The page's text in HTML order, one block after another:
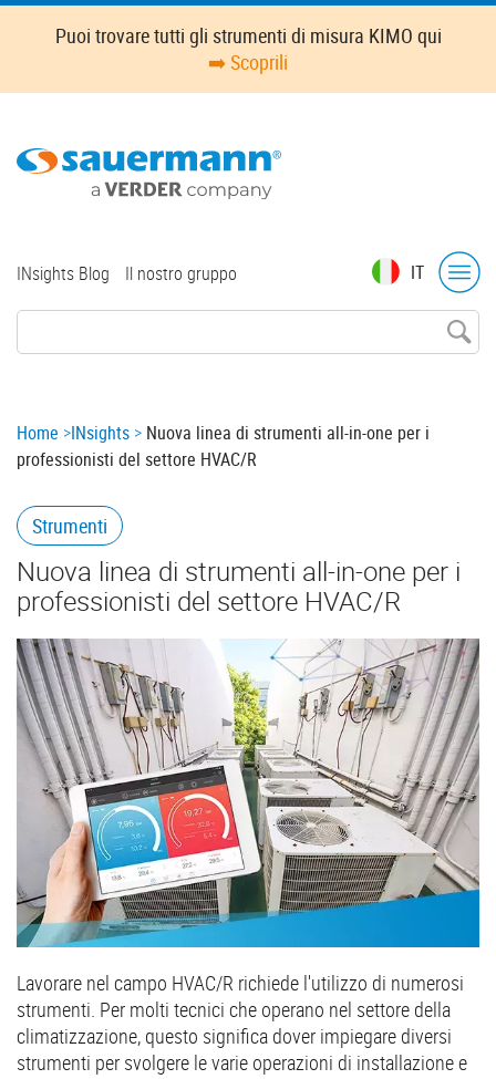
Skip
content
Puoi trovare tutti gli strumenti di misura KIMO qui
➡️ Scoprili
IT
Top
INsights Blog Il nostro gruppo
Breadcrumb
Home INsights
Nuova linea di strumenti all-in-one per i
professionisti del settore HVAC/R
Strumenti
Nuova linea di strumenti all-in-one per i
professionisti del settore HVAC/R
Lavorare nel campo HVAC/R richiede l'utilizzo di numerosi
strumenti. Per molti tecnici che operano nel settore della
climatizzazione, questo significa dover impiegare diversi
strumenti per svolgere le varie operazioni di installazione e